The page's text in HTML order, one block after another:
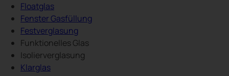
Floatglas
Fenster Gasfüllung
Festverglasung
Funktionelles Glas
Isolierverglasung
Klarglas